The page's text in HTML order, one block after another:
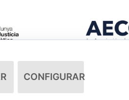
CONFIGURAR